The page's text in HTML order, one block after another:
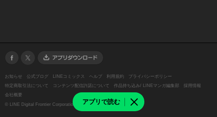
アプリで読む
お知らせ 公式ブログ LINEコミックス ヘルプ 利用規約
プライバシーポリシー
特定商取引法について
コンテンツ配信許諾について 作品持ち込み/ LINEマンガ編集部
採用情報
会社概要
© LINE Digital Frontier Corporation